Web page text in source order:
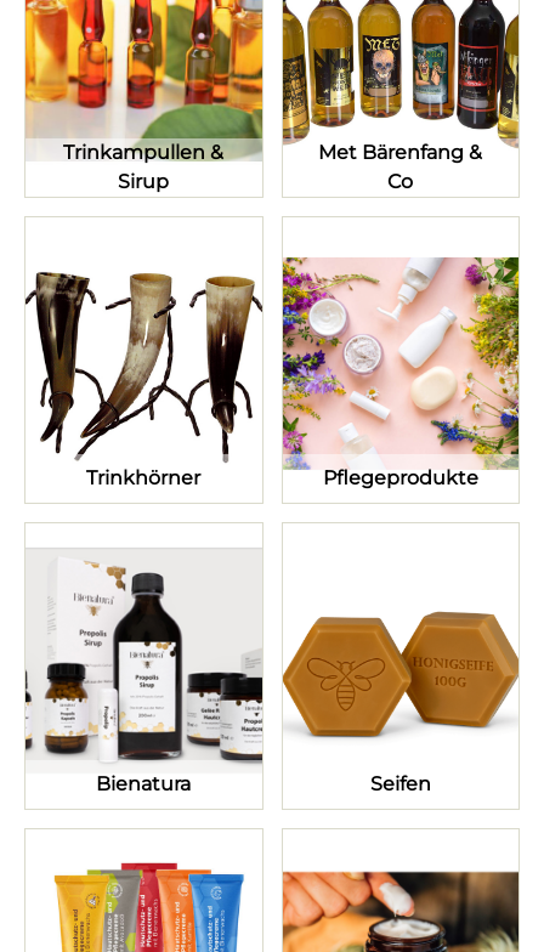
Trinkampullen &
Sirup
Met Bärenfang &
Co
Trinkhörner Pflegeprodukte
Bienatura Seifen